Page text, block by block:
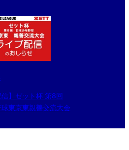
信】ゼット杯 第8回
東京東親善交流大会